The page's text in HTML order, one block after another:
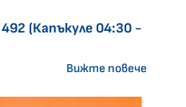
(Капъкуле 04:30 -
Вижте повече